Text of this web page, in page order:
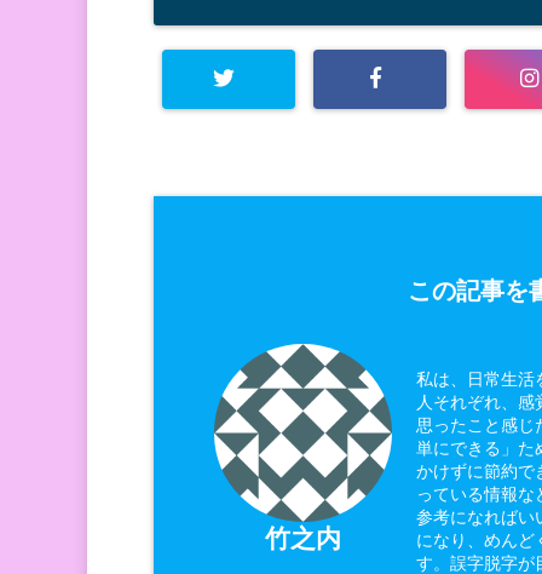
この記事を
竹之内
私は、日常生活
人それぞれ、
思ったこと感じ
単にできる」た
かけずに節約で
っている情報
参考になればい
になり、めんど
す。誤字脱字が